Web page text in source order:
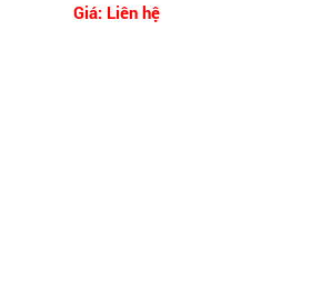
Giá: Liên hệ